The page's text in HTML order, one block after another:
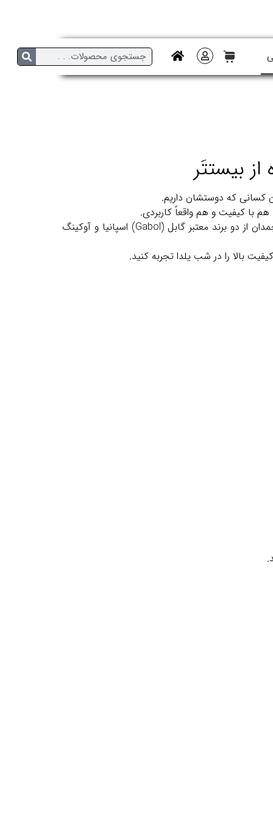
بیستتَر
کسانی که دوستشان داریم.
با کیفیت و هم واقعاً کاربردی.
فروشگاه اینترنتی بیستتَر امسال با تخفیف‌های ویژه یلدایی، این فرصت را برای شما فراهم کرده تا انواع کیف، کوله پشتی و چمدان از دو برند معتبر گابل (Gabol) اسپانیا و آوکینگ
بالا را در شب یلدا تجربه کنید.